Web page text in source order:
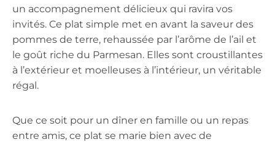
un accompagnement délicieux qui ravira vos
invités. Ce plat simple met en avant la saveur des
pommes de terre, rehaussée par l’arôme de l’ail et
le goût riche du Parmesan. Elles sont croustillantes
à l’extérieur et moelleuses à l’intérieur, un véritable
régal.
Que ce soit pour un dîner en famille ou un repas
entre amis, ce plat se marie bien avec de